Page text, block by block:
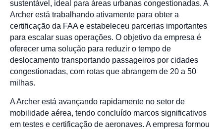
sustentável, ideal para áreas urbanas congestionadas. A
Archer está trabalhando ativamente para obter a
certificação da FAA e estabeleceu parcerias importantes
para escalar suas operações. O objetivo da empresa é
oferecer uma solução para reduzir o tempo de
deslocamento transportando passageiros por cidades
congestionadas, com rotas que abrangem de 20 a 50
milhas.
A Archer está avançando rapidamente no setor de
mobilidade aérea, tendo concluído marcos significativos
em testes e certificação de aeronaves. A empresa formou